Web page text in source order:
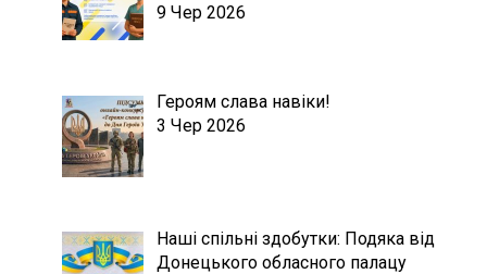
9 Чер 2026
Героям слава навіки!
3 Чер 2026
Наші спільні здобутки: Подяка від
Донецького обласного палацу